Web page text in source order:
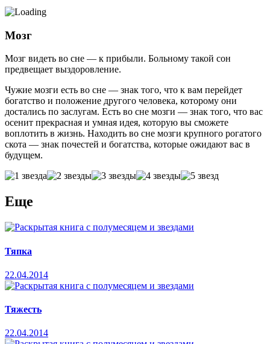
Мозг
Мозг видеть во сне — к прибыли. Больному такой сон
предвещает выздоровление.
Чужие мозги есть во сне — знак того, что к вам перейдет
богатство и положение другого человека, которому они
достались по заслугам. Есть во сне мозги — знак того, что вас
осенит прекрасная и умная идея, которую вы сможете
воплотить в жизнь. Находить во сне мозги крупного рогатого
скота — знак почестей и богатства, которые ожидают вас в
будущем.
Еще
Тяпка
22.04.2014
Тяжесть
22.04.2014